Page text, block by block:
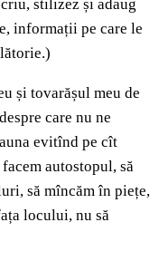
stilizez și adaug
informații pe care le
și tovarășul meu de
care nu ne
evitînd pe cît
autostopul, să
să mîncăm în piețe,
locului, nu să